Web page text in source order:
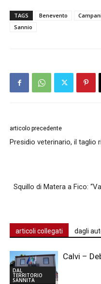
TAGS Benevento
Sannio
articolo precedente
Presidio veterinario, il taglio
Squillo di Matera a Fico:
articoli collegati dagli
DAL
TERRITORIO
SANNITA
Calvi –